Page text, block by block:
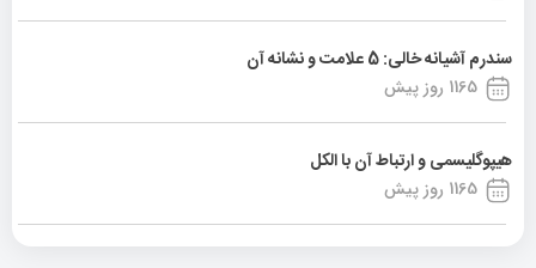
سندرم آشیانه خالی: 5 علامت و نشانه آن
1165 روز پیش
هیپوگلیسمی و ارتباط آن با الکل
1165 روز پیش